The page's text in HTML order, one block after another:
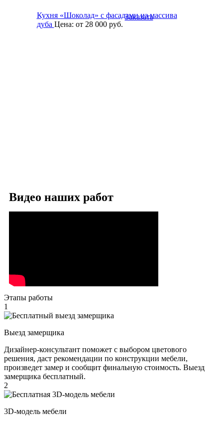
Кухня «Шоколад» с фасадами из массива
дуба Цена: от 28 000руб.
Заказать
Видео наших работ
Этапы работы
1
Выезд замерщика
Дизайнер-консультант поможет с выбором цветового
решения, даст рекомендации по конструкции мебели,
произведет замер и сообщит финальную стоимость. Выезд
замерщика бесплатный.
2
3D-модель мебели